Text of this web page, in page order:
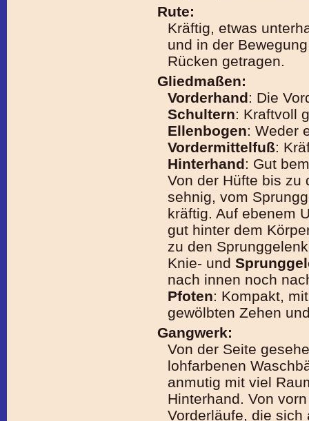
Rute:
Kräftig, etwas
und in der
Rücken getragen.
Gliedmaßen:
Vorderhand: Die
Schultern: Kraftvoll
Ellenbogen: Weder
Vordermittelfuß:
Hinterhand: Gut
Von der Hüfte bis zu
sehnig, vom
kräftig. Auf ebenem
gut hinter dem
zu den
Knie- und
nach innen noch
Pfoten: Kompakt,
gewölbten Zehen
Gangwerk:
Von der Seite
lohfarbenen
anmutig mit viel
Hinterhand. Von
Vorderläufe, die